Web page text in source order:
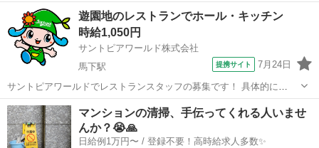
OK！「書類の会計対応/データ入力」高時給1270円！新潟周辺！20代
～40代のスタッフが多数活躍中★ 【コメント】 ＼大手人材派遣会社で
働きませんか♪／ ...
新潟 新潟市 その他
遊園地のレストランでホール・キッチン
時給1,050円
サントピアワールド株式会社
馬下駅
提携サイト 7月24日
サントピアワールドでレストランスタッフの募集です！ 具体的に
は・・・ ・ホール業務 ・麺の湯煎 ・食材のカット ・食品の温め ・盛
り付け ・お皿洗い などです！ アルバイト,パート ◎マイカー通勤OK
◎無料駐車場あり...
新潟 阿賀野市 ホールスタッフ
マンションの清掃、手伝ってくれる人いませ
んか？😭🙏
日給例1万円〜 / 登録不要！高時給求人多数✨